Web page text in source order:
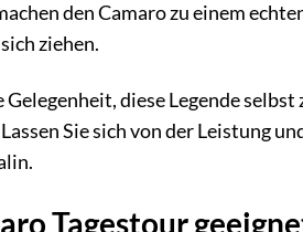
den Camaro zu einem
ziehen.
diese Legende
Sie sich von der Leistung
Tagestour